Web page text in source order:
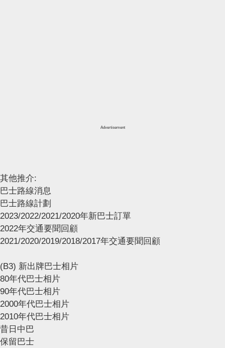
Advertisement
其他推介:
巴士路線消息
巴士路線計劃
2023/2022/2021/2020年新巴士訂單
2022年交通要聞回顧
2021/2020/2019/2018/2017年交通要聞回顧
(B3) 新出牌巴士相片
80年代巴士相片
90年代巴士相片
2000年代巴士相片
2010年代巴士相片
昔日中巴
保留巴士